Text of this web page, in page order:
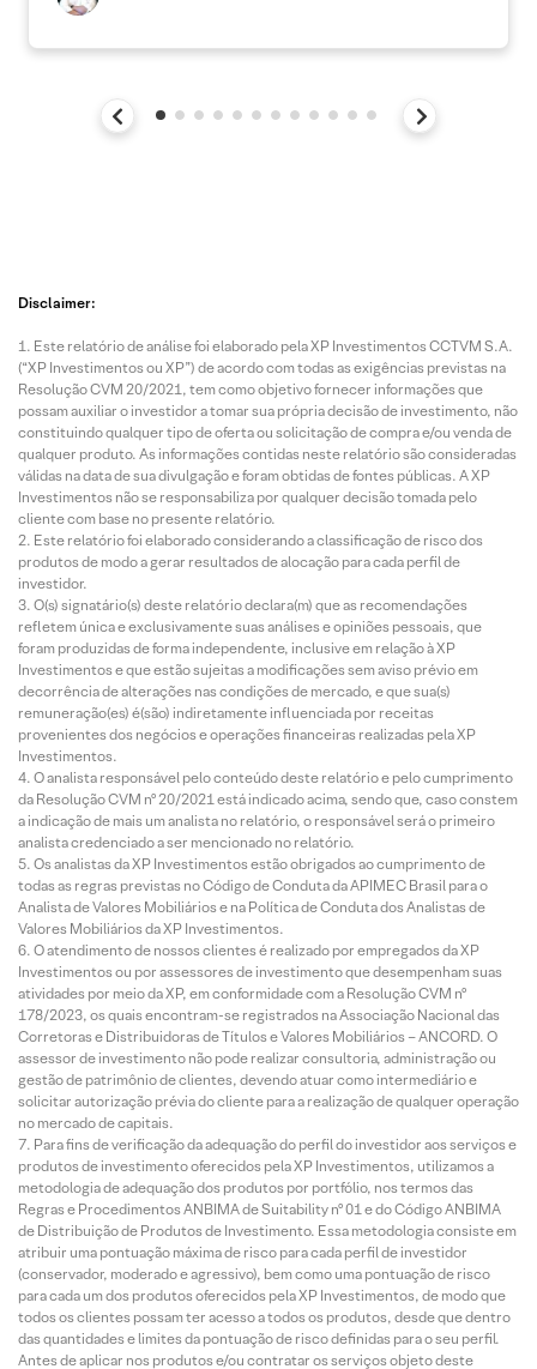
Disclaimer:
Este relatório de análise foi elaborado pela XP Investimentos CCTVM S.A.
(“XP Investimentos ou XP”) de acordo com todas as exigências previstas na
Resolução CVM 20/2021, tem como objetivo fornecer informações que
possam auxiliar o investidor a tomar sua própria decisão de investimento, não
constituindo qualquer tipo de oferta ou solicitação de compra e/ou venda de
qualquer produto. As informações contidas neste relatório são consideradas
válidas na data de sua divulgação e foram obtidas de fontes públicas. A XP
Investimentos não se responsabiliza por qualquer decisão tomada pelo
cliente com base no presente relatório.
Este relatório foi elaborado considerando a classificação de risco dos
produtos de modo a gerar resultados de alocação para cada perfil de
investidor.
O(s) signatário(s) deste relatório declara(m) que as recomendações
refletem única e exclusivamente suas análises e opiniões pessoais, que
foram produzidas de forma independente, inclusive em relação à XP
Investimentos e que estão sujeitas a modificações sem aviso prévio em
decorrência de alterações nas condições de mercado, e que sua(s)
remuneração(es) é(são) indiretamente influenciada por receitas
provenientes dos negócios e operações financeiras realizadas pela XP
Investimentos.
O analista responsável pelo conteúdo deste relatório e pelo cumprimento
da Resolução CVM nº 20/2021 está indicado acima, sendo que, caso constem
a indicação de mais um analista no relatório, o responsável será o primeiro
analista credenciado a ser mencionado no relatório.
Os analistas da XP Investimentos estão obrigados ao cumprimento de
todas as regras previstas no Código de Conduta da APIMEC Brasil para o
Analista de Valores Mobiliários e na Política de Conduta dos Analistas de
Valores Mobiliários da XP Investimentos.
O atendimento de nossos clientes é realizado por empregados da XP
Investimentos ou por assessores de investimento que desempenham suas
atividades por meio da XP, em conformidade com a Resolução CVM nº
178/2023, os quais encontram-se registrados na Associação Nacional das
Corretoras e Distribuidoras de Títulos e Valores Mobiliários – ANCORD. O
assessor de investimento não pode realizar consultoria, administração ou
gestão de patrimônio de clientes, devendo atuar como intermediário e
solicitar autorização prévia do cliente para a realização de qualquer operação
no mercado de capitais.
Para fins de verificação da adequação do perfil do investidor aos serviços e
produtos de investimento oferecidos pela XP Investimentos, utilizamos a
metodologia de adequação dos produtos por portfólio, nos termos das
Regras e Procedimentos ANBIMA de Suitability nº 01 e do Código ANBIMA
de Distribuição de Produtos de Investimento. Essa metodologia consiste em
atribuir uma pontuação máxima de risco para cada perfil de investidor
(conservador, moderado e agressivo), bem como uma pontuação de risco
para cada um dos produtos oferecidos pela XP Investimentos, de modo que
todos os clientes possam ter acesso a todos os produtos, desde que dentro
das quantidades e limites da pontuação de risco definidas para o seu perfil.
Antes de aplicar nos produtos e/ou contratar os serviços objeto deste